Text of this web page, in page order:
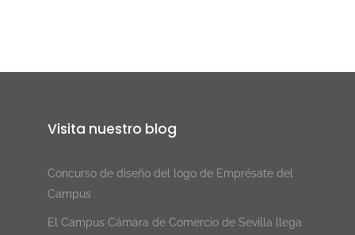
Visita nuestro blog
Concurso de diseño del logo de Emprésate del
Campus
El Campus Cámara de Comercio de Sevilla llega